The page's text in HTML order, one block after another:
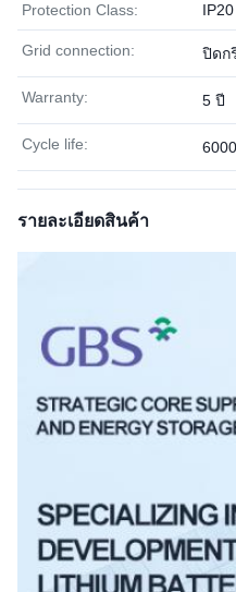
Protection Class: IP20
Grid connection: ปิดก
Warranty: 5 ปี
Cycle life:
รายละเอียดสินค้า